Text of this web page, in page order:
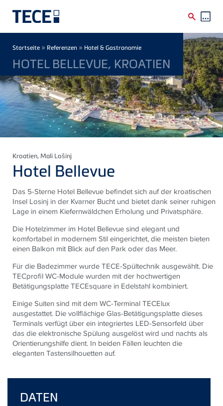
Breadcrumb
Startseite » Referenzen » Hotel & Gastronomie
HOTEL BELLEVUE, KROATIEN
Kroatien, Mali Lošinj
Hotel Bellevue
Das 5-Sterne Hotel Bellevue befindet sich auf der kroatischen
Insel Losinj in der Kvarner Bucht und bietet dank seiner ruhigen
Lage in einem Kiefernwäldchen Erholung und Privatsphäre.
Die Hotelzimmer im Hotel Bellevue sind elegant und
komfortabel in modernem Stil eingerichtet, die meisten bieten
einen Balkon mit Blick auf den Park oder das Meer.
Für die Badezimmer wurdeTECE-Spültechnik ausgewählt. Die
TECprofil WC-Module wurden mit der hochwertigen
BetätigungsplatteTECEsquare in Edelstahl kombiniert.
Einige Suiten sind mit dem WC-TerminalTECElux
ausgestattet. Die vollflächige Glas-Betätigungsplatte dieses
Terminals verfügt über ein integriertes LED-Sensorfeld über
das die elektronische Spülung ausgelöst wird und nachts als
Orientierungshilfe dient. In beiden Fällen leuchten die
eleganten Tastensilhouetten auf.
DATEN